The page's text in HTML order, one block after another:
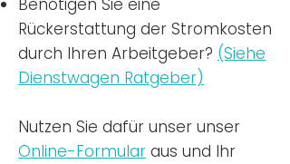
Benötigen Sie eine
Rückerstattung der Stromkosten
durch Ihren Arbeitgeber? (Siehe
Dienstwagen Ratgeber)
Nutzen Sie dafür unser unser
Online-Formular aus und Ihr